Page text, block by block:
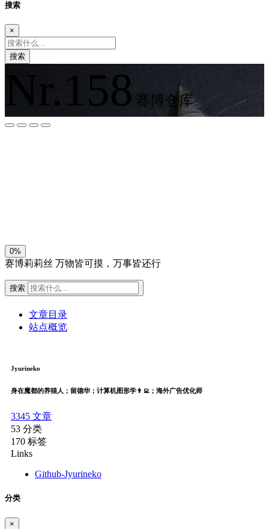
搜索
×
搜索
Nr.158 赛博仓库
0%
赛博莉莉丝 万物皆可摸，万事皆还行
搜索
文章目录
站点概览
Jyurineko
身在魔都的养猫人；留德华；计算机图形学👨‍💻；海外广告优化师
3345 文章
53 分类
170 标签
Links
Github-Jyurineko
分类
×